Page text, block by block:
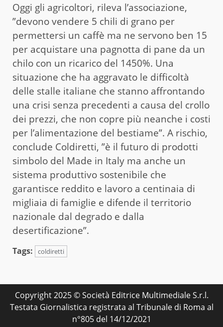
Oggi gli agricoltori, rileva l’associazione,
”devono vendere 5 chili di grano per
permettersi un caffè ma ne servono ben 15
per acquistare una pagnotta di pane da un
chilo con un ricarico del 1450%. Una
situazione che ha aggravato le difficoltà
delle stalle italiane che stanno affrontando
una crisi senza precedenti a causa del crollo
dei prezzi, che non copre più neanche i costi
per l’alimentazione del bestiame”. A rischio,
conclude Coldiretti, ”è il futuro di prodotti
simbolo del Made in Italy ma anche un
sistema produttivo sostenibile che
garantisce reddito e lavoro a centinaia di
migliaia di famiglie e difende il territorio
nazionale dal degrado e dalla
desertificazione”.
Tags: coldiretti
Copyright 2025 © Società Editrice Multimediale S.r.l.
Testata Giornalistica registrata al Tribunale di Roma al
n°805 del 14/12/2021